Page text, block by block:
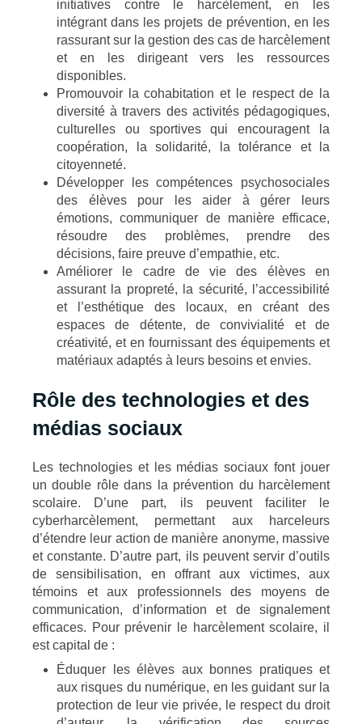
initiatives contre le harcèlement, en les
intégrant dans les projets de prévention, en les
rassurant sur la gestion des cas de harcèlement
et en les dirigeant vers les ressources
disponibles.
Promouvoir la cohabitation et le respect de la
diversité à travers des activités pédagogiques,
culturelles ou sportives qui encouragent la
coopération, la solidarité, la tolérance et la
citoyenneté.
Développer les compétences psychosociales
des élèves pour les aider à gérer leurs
émotions, communiquer de manière efficace,
résoudre des problèmes, prendre des
décisions, faire preuve d’empathie, etc.
Améliorer le cadre de vie des élèves en
assurant la propreté, la sécurité, l’accessibilité
et l’esthétique des locaux, en créant des
espaces de détente, de convivialité et de
créativité, et en fournissant des équipements et
matériaux adaptés à leurs besoins et envies.
Rôle des technologies et des
médias sociaux
Les technologies et les médias sociaux font jouer
un double rôle dans la prévention du harcèlement
scolaire. D’une part, ils peuvent faciliter le
cyberharcèlement, permettant aux harceleurs
d’étendre leur action de manière anonyme, massive
et constante. D’autre part, ils peuvent servir d’outils
de sensibilisation, en offrant aux victimes, aux
témoins et aux professionnels des moyens de
communication, d’information et de signalement
efficaces. Pour prévenir le harcèlement scolaire, il
est capital de :
Éduquer les élèves aux bonnes pratiques et
aux risques du numérique, en les guidant sur la
protection de leur vie privée, le respect du droit